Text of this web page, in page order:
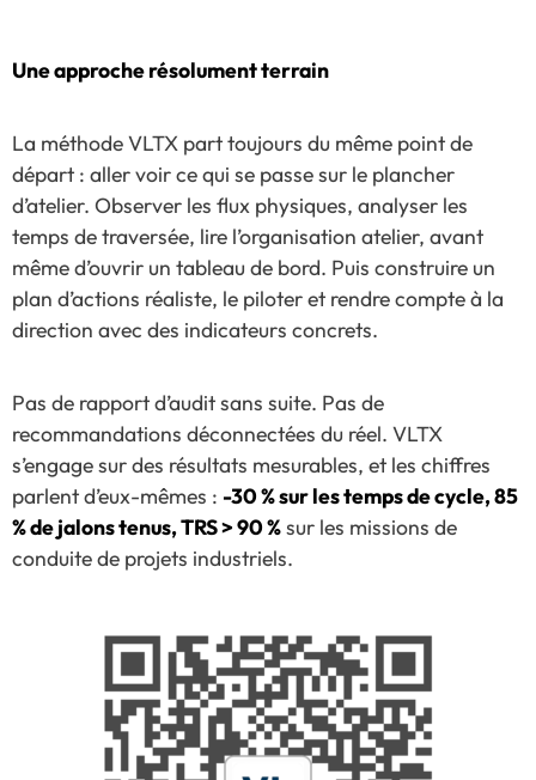
Une approche résolument terrain
La méthode VLTX part toujours du même point de
départ : aller voir ce qui se passe sur le plancher
d’atelier. Observer les flux physiques, analyser les
temps de traversée, lire l’organisation atelier, avant
même d’ouvrir un tableau de bord. Puis construire un
plan d’actions réaliste, le piloter et rendre compte à la
direction avec des indicateurs concrets.
Pas de rapport d’audit sans suite. Pas de
recommandations déconnectées du réel. VLTX
s’engage sur des résultats mesurables, et les chiffres
parlent d’eux-mêmes : -30 % sur les temps de cycle, 85
% de jalons tenus, TRS > 90 %sur les missions de
conduite de projets industriels.